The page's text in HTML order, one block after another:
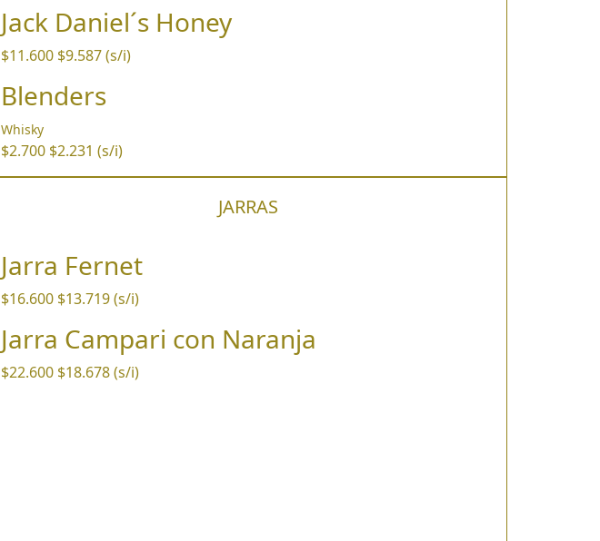
Jack Daniel´s Honey
$11.600 $9.587 (s/i)
Blenders
Whisky
$2.700 $2.231 (s/i)
JARRAS
Jarra Fernet
$16.600 $13.719 (s/i)
Jarra Campari con Naranja
$22.600 $18.678 (s/i)